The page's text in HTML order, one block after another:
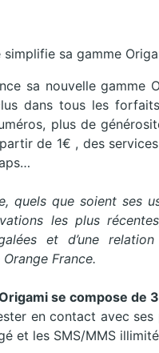
simplifie sa gamme
sa nouvelle gamme
dans tous les
plus de
de 1€ , des
quels que soient ses
les plus
et d’une
France.
se compose de
en contact avec
et les SMS/MMS